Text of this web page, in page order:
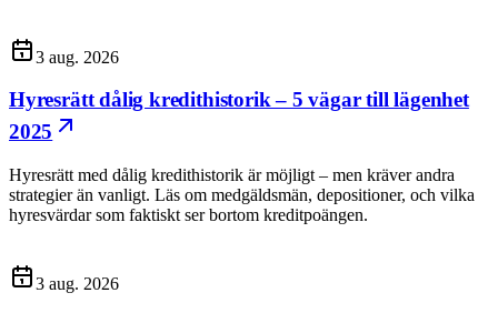
3 aug. 2026
Hyresrätt dålig kredithistorik – 5 vägar till lägenhet
2025
Hyresrätt med dålig kredithistorik är möjligt – men kräver andra
strategier än vanligt. Läs om medgäldsmän, depositioner, och vilka
hyresvärdar som faktiskt ser bortom kreditpoängen.
3 aug. 2026